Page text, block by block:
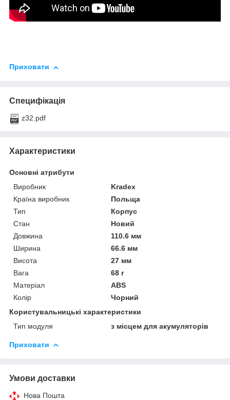
Приховати
Специфікація
z32.pdf
Характеристики
Основні атрибути
Виробник
Kradex
Країна виробник
Польща
Тип
Корпус
Стан
Новий
Довжина
110.6 мм
Ширина
66.6 мм
Висота
27 мм
Вага
68 г
Матеріал
ABS
Колір
Чорний
Користувальницькі характеристики
Тип модуля
з місцем для акумуляторів
Приховати
Умови доставки
Нова Пошта